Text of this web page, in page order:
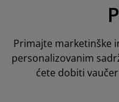
Primajte marketinške
personalizovanim
ćete dobiti